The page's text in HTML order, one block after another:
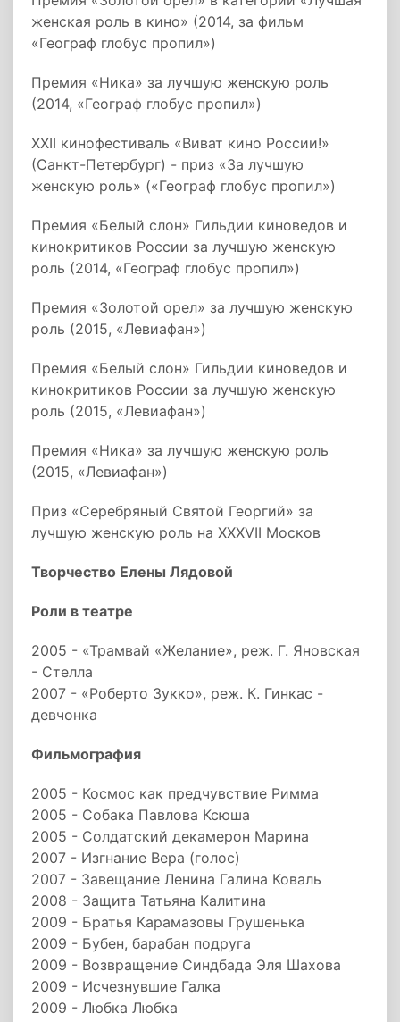
женская роль в кино» (2014, за фильм
«Географ глобус пропил»)
Премия «Ника» за лучшую женскую роль
(2014, «Географ глобус пропил»)
XXII кинофестиваль «Виват кино России!»
(Санкт-Петербург) - приз «За лучшую
женскую роль» («Географ глобус пропил»)
Премия «Белый слон» Гильдии киноведов и
кинокритиков России за лучшую женскую
роль (2014, «Географ глобус пропил»)
Премия «Золотой орел» за лучшую женскую
роль (2015, «Левиафан»)
Премия «Белый слон» Гильдии киноведов и
кинокритиков России за лучшую женскую
роль (2015, «Левиафан»)
Премия «Ника» за лучшую женскую роль
(2015, «Левиафан»)
Приз «Серебряный Святой Георгий» за
лучшую женскую роль на XXXVII Москов
Творчество Елены Лядовой
Роли в театре
2005 - «Трамвай «Желание», реж. Г. Яновская
- Стелла
2007 - «Роберто Зукко», реж. К. Гинкас -
девчонка
Фильмография
2005 - Космос как предчувствие Римма
2005 - Собака Павлова Ксюша
2005 - Солдатский декамерон Марина
2007 - Изгнание Вера (голос)
2007 - Завещание Ленина Галина Коваль
2008 - Защита Татьяна Калитина
2009 - Братья Карамазовы Грушенька
2009 - Бубен, барабан подруга
2009 - Возвращение Синдбада Эля Шахова
2009 - Исчезнувшие Галка
2009 - Любка Любка